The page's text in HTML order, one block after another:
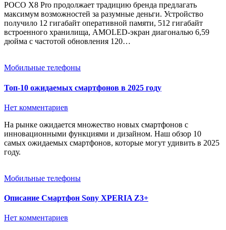
POCO X8 Pro продолжает традицию бренда предлагать
максимум возможностей за разумные деньги. Устройство
получило 12 гигабайт оперативной памяти, 512 гигабайт
встроенного хранилища, AMOLED-экран диагональю 6,59
дюйма с частотой обновления 120…
Мобильные телефоны
Топ-10 ожидаемых смартфонов в 2025 году
Нет комментариев
На рынке ожидается множество новых смартфонов с
инновационными функциями и дизайном. Наш обзор 10
самых ожидаемых смартфонов, которые могут удивить в 2025
году.
Мобильные телефоны
Описание Смартфон Sony XPERIA Z3+
Нет комментариев